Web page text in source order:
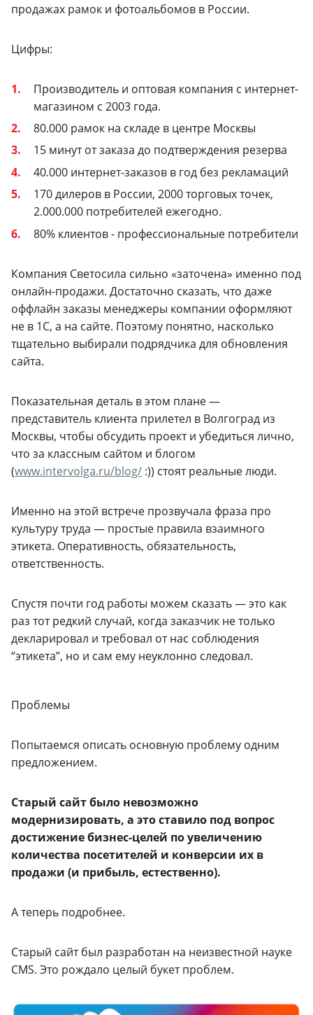
продажах рамок и фотоальбомов в России.
Цифры:
Производитель и оптовая компания с интернет-
магазином с 2003 года.
80.000 рамок на складе в центре Москвы
15 минут от заказа до подтверждения резерва
40.000 интернет-заказов в год без рекламаций
170 дилеров в России, 2000 торговых точек,
2.000.000 потребителей ежегодно.
80% клиентов - профессиональные потребители
Компания Светосила сильно «заточена» именно под
онлайн-продажи. Достаточно сказать, что даже
оффлайн заказы менеджеры компании оформляют
не в 1С, а на сайте. Поэтому понятно, насколько
тщательно выбирали подрядчика для обновления
сайта.
Показательная деталь в этом плане —
представитель клиента прилетел в Волгоград из
Москвы, чтобы обсудить проект и убедиться лично,
что за классным сайтом и блогом
(www.intervolga.ru/blog/ :)) стоят реальные люди.
Именно на этой встрече прозвучала фраза про
культуру труда — простые правила взаимного
этикета. Оперативность, обязательность,
ответственность.
Спустя почти год работы можем сказать — это как
раз тот редкий случай, когда заказчик не только
декларировал и требовал от нас соблюдения
“этикета”, но и сам ему неуклонно следовал.
Проблемы
Попытаемся описать основную проблему одним
предложением.
Старый сайт было невозможно
модернизировать, а это ставило под вопрос
достижение бизнес-целей по увеличению
количества посетителей и конверсии их в
продажи (и прибыль, естественно).
А теперь подробнее.
Старый сайт был разработан на неизвестной науке
CMS. Это рождало целый букет проблем.